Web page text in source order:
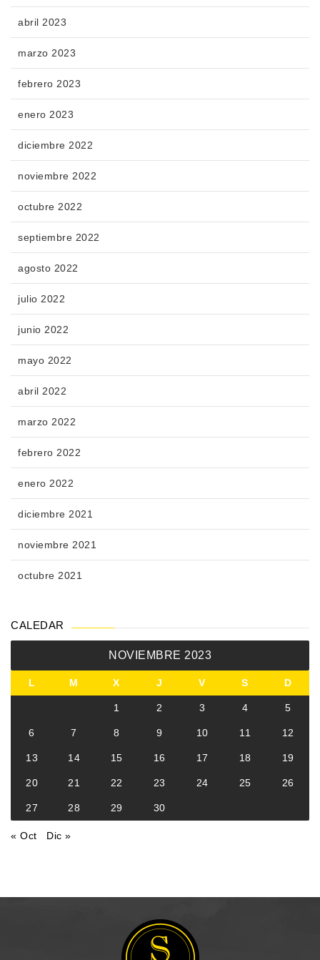
abril 2023
marzo 2023
febrero 2023
enero 2023
diciembre 2022
noviembre 2022
octubre 2022
septiembre 2022
agosto 2022
julio 2022
junio 2022
mayo 2022
abril 2022
marzo 2022
febrero 2022
enero 2022
diciembre 2021
noviembre 2021
octubre 2021
CALEDAR
NOVIEMBRE 2023
L M X J V S D
1 2 3 4 5
6 7 8 9 10 11 12
13 14 15 16 17 18 19
20 21 22 23 24 25 26
27 28 29 30
« Oct Dic »